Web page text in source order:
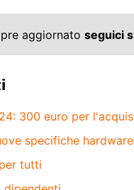
aggiornato seguici
300 euro per
specifiche hardware
tutti